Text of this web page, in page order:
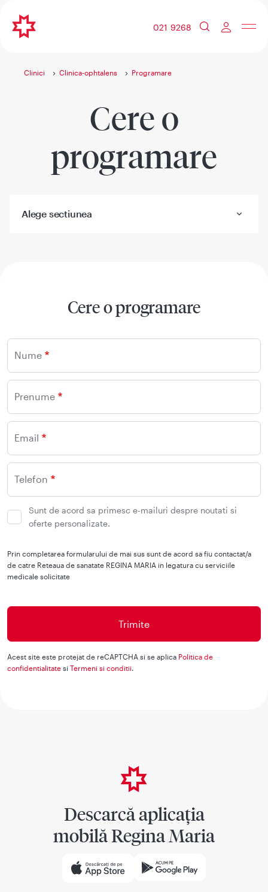
021 9268
Clinici Clinica-ophtalens Programare
Cere o
programare
Alege sectiunea
Cere o programare
Nume
Prenume
Email
Telefon
Sunt de acord sa primesc e-mailuri despre noutati si
oferte personalizate.
Prin completarea formularului de mai sus sunt de acord sa fiu contactat/a
de catre Reteaua de sanatate REGINA MARIA in legatura cu serviciile
medicale solicitate
Acest site este protejat de reCAPTCHA si se aplica Politica de
confidentialitate si Termeni si conditii
Descarcă aplicația
mobilă Regina Maria